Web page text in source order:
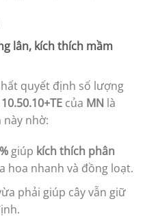
lân, kích thích mầm
quyết định số lượng
của MN là
này nhờ:
giúp kích thích phân
hoa nhanh và đồng loạt.
phải giúp cây vẫn giữ